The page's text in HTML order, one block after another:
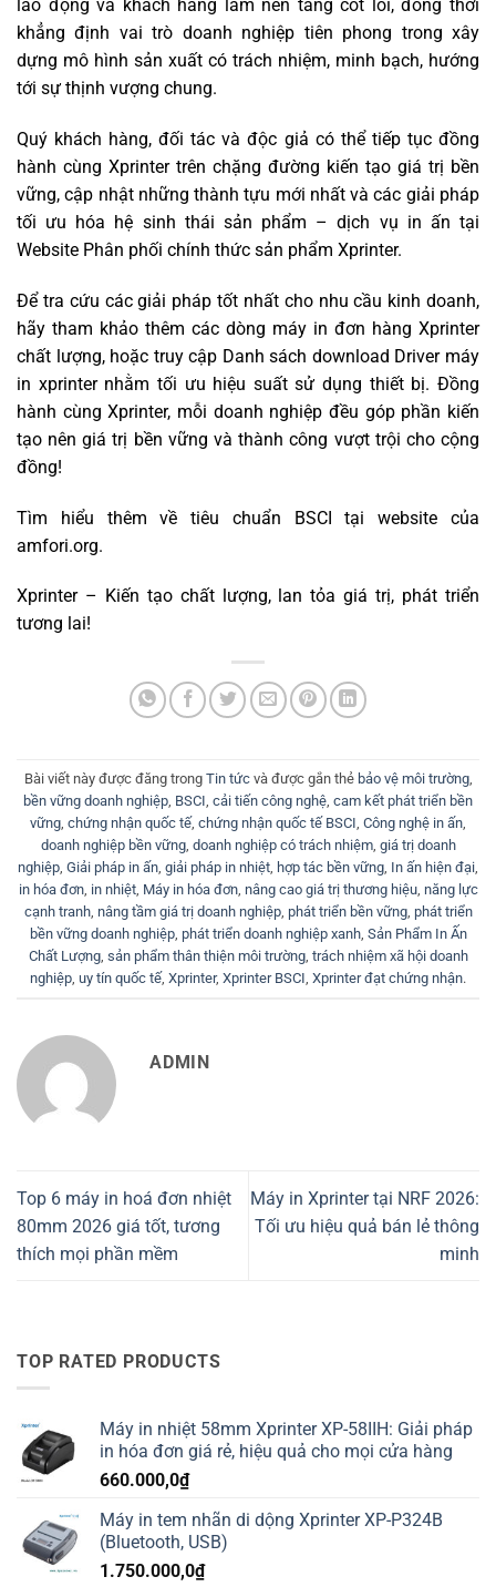
lao động và khách hàng làm nền tảng cốt lõi, đồng thời
khẳng định vai trò doanh nghiệp tiên phong trong xây
dựng mô hình sản xuất có trách nhiệm, minh bạch, hướng
tới sự thịnh vượng chung.
Quý khách hàng, đối tác và độc giả có thể tiếp tục đồng
hành cùng Xprinter trên chặng đường kiến tạo giá trị bền
vững, cập nhật những thành tựu mới nhất và các giải pháp
tối ưu hóa hệ sinh thái sản phẩm – dịch vụ in ấn tại
Website Phân phối chính thức sản phẩm Xprinter.
Để tra cứu các giải pháp tốt nhất cho nhu cầu kinh doanh,
hãy tham khảo thêm các dòng máy in đơn hàng Xprinter
chất lượng, hoặc truy cập Danh sách download Driver máy
in xprinternhằm tối ưu hiệu suất sử dụng thiết bị. Đồng
hành cùng Xprinter, mỗi doanh nghiệp đều góp phần kiến
tạo nên giá trị bền vững và thành công vượt trội cho cộng
đồng!
Tìm hiểu thêm về tiêu chuẩn BSCI tại website của
amfori.org.
Xprinter – Kiến tạo chất lượng, lan tỏa giá trị, phát triển
tương lai!
Bài viết này được đăng trong Tin tứcvà được gắn thẻ bảo vệ môi trường,
bền vững doanh nghiệp BSCI cải tiến công nghệ cam kết phát triển bền
vững chứng nhận quốc tế, chứng nhận quốc tế BSCI Công nghệ in ấn
doanh nghiệp bền vững, doanh nghiệp có trách nhiệm, giá trị doanh
nghiệp Giải pháp in ấn giải pháp in nhiệt hợp tác bền vững In ấn hiện đại
in hóa đơn, in nhiệt, Máy in hóa đơn, nâng cao giá trị thương hiệu, năng lực
cạnh tranh, nâng tầm giá trị doanh nghiệp, phát triển bền vững, phát triển
bền vững doanh nghiệp, phát triển doanh nghiệp xanh, Sản Phẩm In Ấn
Chất Lượng, sản phẩm thân thiện môi trường, trách nhiệm xã hội doanh
nghiệp uy tín quốc tế, Xprinter, Xprinter BSCI Xprinter đạt chứng nhận.
ADMIN
Top 6 máy in hoá đơn nhiệt
80mm 2026 giá tốt, tương
thích mọi phần mềm
Máy in Xprinter tại NRF 2026:
Tối ưu hiệu quả bán lẻ thông
minh
TOP RATED PRODUCTS
Máy in nhiệt 58mm Xprinter XP-58IIH: Giải pháp
in hóa đơn giá rẻ, hiệu quả cho mọi cửa hàng
660.000,0₫
Máy in tem nhãn di dộng Xprinter XP-P324B
(Bluetooth, USB)
1.750.000,0₫